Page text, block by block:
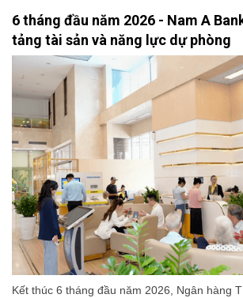
6 tháng đầu năm 2026 - Nam A
tảng tài sản và năng lực dự phòng
Kết thúc 6 tháng đầu năm 2026, Ngân hàng